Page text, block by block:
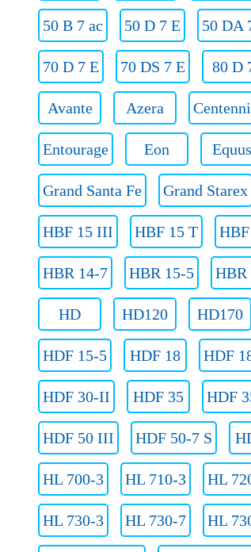
50 B 7 ac 50 D 7 E 50 DA
70 D 7 E 70 DS 7 E 80 D
Avante Azera
Entourage Eon Equus
Grand Santa Fe Grand Starex
HBF 15 III HBF 15 T
HBR 14-7 HBR 15-5 HBR
HD HD120 HD170
HDF 15-5 HDF 18 HDF
HDF 30-II HDF 35 HDF
HDF 50 III HDF 50-7 S
HL 700-3 HL 710-3 HL
HL 730-3 HL 730-7 HL